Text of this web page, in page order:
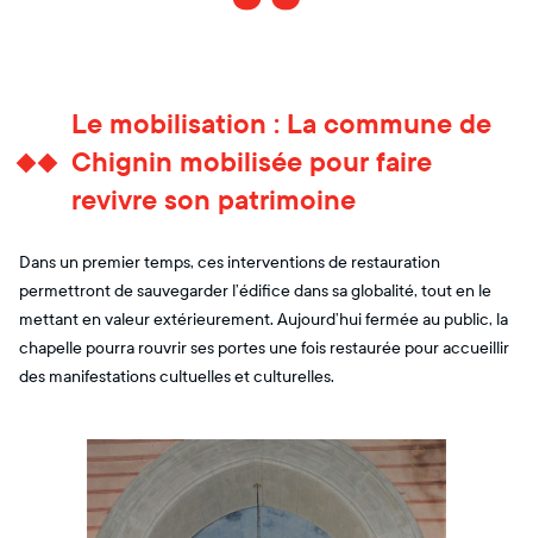
Le mobilisation : La commune de
Chignin mobilisée pour faire
revivre son patrimoine
Dans un premier temps, ces interventions de restauration
permettront de sauvegarder l’édifice dans sa globalité, tout en le
mettant en valeur extérieurement. Aujourd’hui fermée au public, la
chapelle pourra rouvrir ses portes une fois restaurée pour accueillir
des manifestations cultuelles et culturelles.